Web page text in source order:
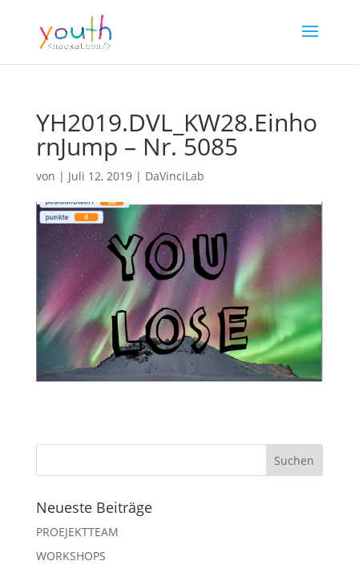
YH2019.DVL_KW28.Einho
rnJump – Nr. 5085
von | Juli 12, 2019| DaVinciLab
Neueste Beiträge
PROEJEKTTEAM
WORKSHOPS